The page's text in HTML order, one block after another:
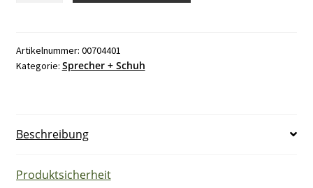
4
Reihenklemme
Artikelnummer: 00704401
Kategorie: Sprecher + Schuh
Beschreibung
Produktsicherheit